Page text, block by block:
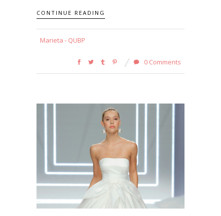
CONTINUE READING
Marieta - QUBP
0 Comments